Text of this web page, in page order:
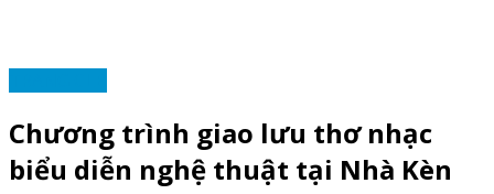
Chương trình giao lưu thơ nhạc
biểu diễn nghệ thuật tại Nhà Kèn